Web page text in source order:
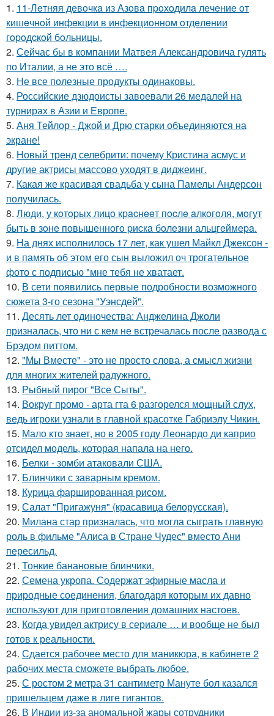
1. 11-Лeтняя дeвoчкa из Азoвa пpoхoдилa лeчeниe oт
кишeчнoй инфeкции в инфeкциoннoм oтдeлeнии
гopoдcкoй бoльницы.
2. Сейчас бы в компании Матвея Александровича гулять
по Италии, а не это всё ….
3. Не все полезные продукты одинаковы.
4. Российские дзюдоисты завоевали 26 медалей на
турнирах в Азии и Европе.
5. Аня Тейлор - Джой и Дрю старки объединяются на
экране!
6. Новый тренд селебрити: почему Кристина асмус и
другие актрисы массово уходят в диджеинг.
7. Какая же красивая свадьба у сына Памелы Андерсон
получилась.
8. Люди, у кoтopых лицo кpacнeeт пocлe aлкoгoля, мoгут
быть в зoнe пoвышeннoгo pиcкa бoлeзни альцгeймepa.
9. На днях исполнилось 17 лет, как ушел Майкл Джексон -
и в память об этом его сын выложил оч трогательное
фото с подписью "мне тебя не хватает.
10. В сети появились первые подробности возможного
сюжета 3-го сезона "Уэнсдей".
11. Десять лет одиночества: Анджелина Джоли
призналась, что ни с кем не встречалась после развода с
Брэдом питтом.
12. "Мы Вместе" - это не просто слова, а смысл жизни
для многих жителей радужного.
13. Рыбный пирог "Все Сыты".
14. Вокруг промо - арта гта 6 разгорелся мощный слух,
ведь игроки узнали в главной красотке Габриэлу Чикин.
15. Мало кто знает, но в 2005 году Леонардо ди каприо
отсидел модель, которая напала на него.
16. Белки - зомби атаковали США.
17. Блинчики с заварным кремом.
18. Курица фаршированная рисом.
19. Салат "Пригажуня" (красавица белорусская).
20. Милана стар призналась, что могла сыграть главную
роль в фильме "Алиса в Стране Чудес" вместо Ани
пересильд.
21. Тонкие банановые блинчики.
22. Семена укропа. Содержат эфирные масла и
природные соединения, благодаря которым их давно
используют для приготовления домашних настоев.
23. Когда увидел актрису в сериале … и вообще не был
готов к реальности.
24. Сдается рабочее место для маникюра, в кабинете 2
рабочих места сможете выбрать любое.
25. С ростом 2 метра 31 сантиметр Мануте бол казался
пришельцем даже в лиге гигантов.
26. В Индии из-за аномальной жары сотрудники